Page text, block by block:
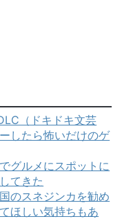
（ドキドキ文芸
したら怖いだけのゲ
グルメにスポットに
てきた
のスネジンカを勧め
ほしい気持ちもあ